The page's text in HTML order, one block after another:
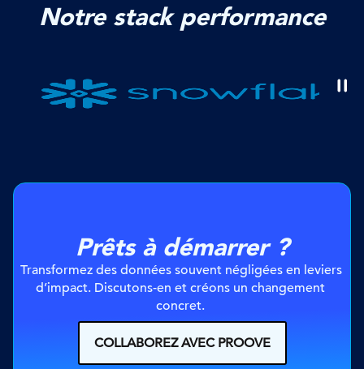
Notre stack performance
Prêts à démarrer ?
Transformez des données souvent négligées en leviers
d’impact. Discutons-en et créons un changement
concret.
COLLABOREZ AVEC PROOVE